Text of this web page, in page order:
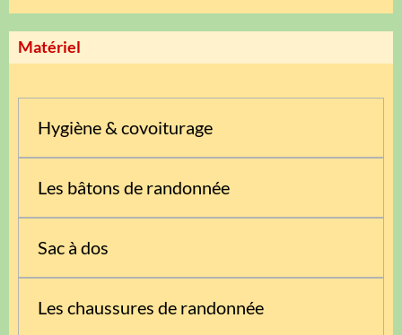
Matériel
Hygiène & covoiturage
Les bâtons de randonnée
Sac à dos
Les chaussures de randonnée